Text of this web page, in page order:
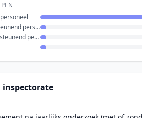
Direct ondersteunend personeel
Indirect ondersteunend personeel
inspectorate